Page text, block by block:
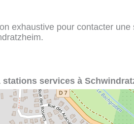
exhaustive pour contacter
stations services à